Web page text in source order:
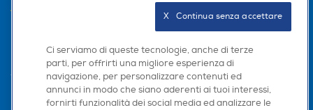
AREA CLIENTI
Ci serviamo di queste tecnologie, anche di terze
parti, per offrirti una migliore esperienza di
navigazione, per personalizzare contenuti ed
annunci in modo che siano aderenti ai tuoi interessi,
fornirti funzionalità dei social media ed analizzare le
X   Continua senza accettare